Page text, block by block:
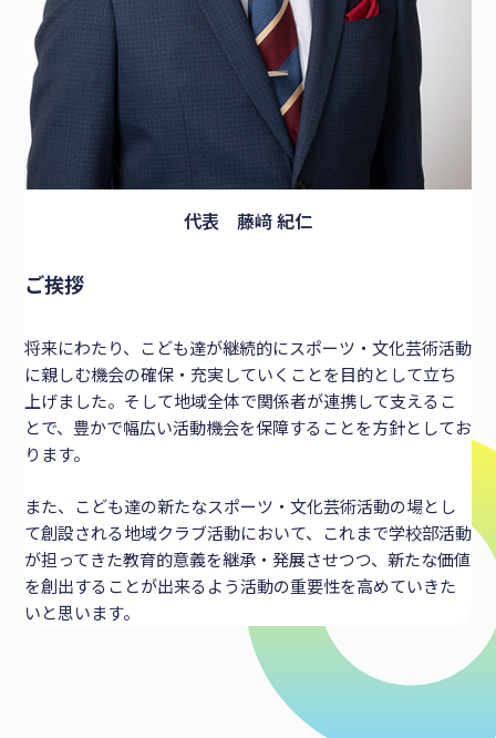
代表 藤﨑 紀仁
ご挨拶
将来にわたり、こども達が継続的にスポーツ・文化芸術活動
に親しむ機会の確保・充実していくことを目的として立ち
上げました。そして地域全体で関係者が連携して支えるこ
とで、豊かで幅広い活動機会を保障することを方針としてお
ります。
また、こども達の新たなスポーツ・文化芸術活動の場とし
て創設される地域クラブ活動において、これまで学校部活動
が担ってきた教育的意義を継承・発展させつつ、新たな価値
を創出することが出来るよう活動の重要性を高めていきた
いと思います。